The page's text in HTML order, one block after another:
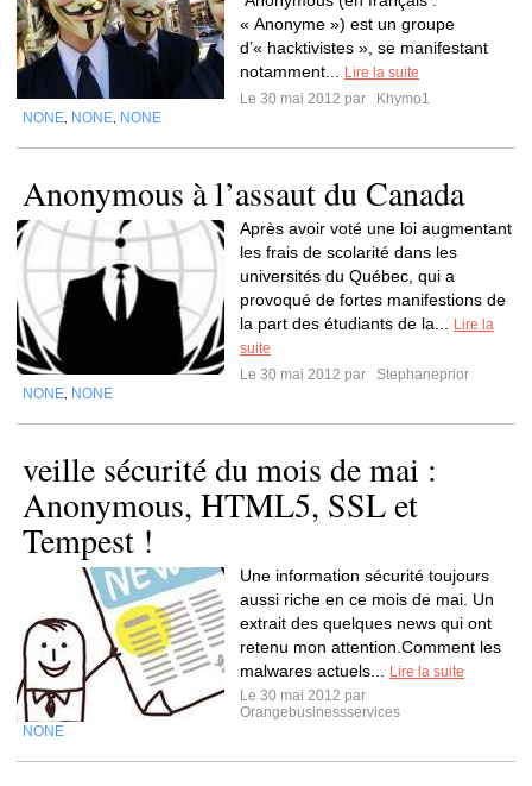
« Anonyme ») est un groupe
d’« hacktivistes », se manifestant
notamment...
Lire la suite
Le 30 mai 2012 par
Khymo1
NONE NONE NONE
Anonymous à l’assaut du Canada
Après avoir voté une loi augmentant
les frais de scolarité dans les
universités du Québec, qui a
provoqué de fortes manifestions de
la part des étudiants de la...
Lire la
suite
Le 30 mai 2012 par
Stephaneprior
NONE NONE
veille sécurité du mois de mai :
Anonymous, HTML5, SSL et
Tempest !
Une information sécurité toujours
aussi riche en ce mois de mai. Un
extrait des quelques news qui ont
retenu mon attention.Comment les
malwares actuels...
Lire la suite
Le 30 mai 2012 par
Orangebusinessservices
NONE